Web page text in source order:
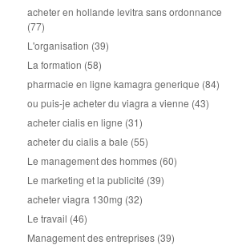
acheter en hollande levitra sans ordonnance
(77)
L'organisation (39)
La formation (58)
pharmacie en ligne kamagra generique (84)
ou puis-je acheter du viagra a vienne (43)
acheter cialis en ligne (31)
acheter du cialis a bale (55)
Le management des hommes (60)
Le marketing et la publicité (39)
acheter viagra 130mg (32)
Le travail (46)
Management des entreprises (39)